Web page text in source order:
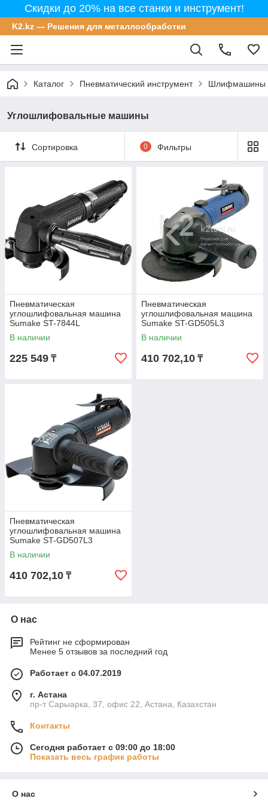
Скидки до 20% на все станки и инструмент!
K2.kz — Решения для металлообработки
Каталог Пневматический инструмент Шлифмашины
Углошлифовальные машины
Сортировка 0 Фильтры
Пневматическая
углошлифовальная машина
Sumake ST-7844L
В наличии
225 549 ₸
Пневматическая
углошлифовальная машина
Sumake ST-GD505L3
В наличии
410 702,10 ₸
Пневматическая
углошлифовальная машина
Sumake ST-GD507L3
В наличии
410 702,10 ₸
О нас
Рейтинг не сформирован
Менее 5 отзывов за последний год
Работает с 04.07.2019
г. Астана
пр-т Сарыарка, 37, офис 22, Астана, Казахстан
Контакты
Сегодня работает с 09:00 до 18:00
Показать весь график работы
О нас